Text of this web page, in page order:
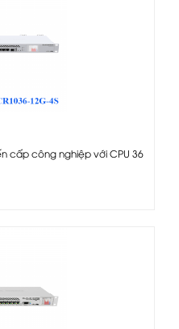
cấp công nghiệp với CPU 36